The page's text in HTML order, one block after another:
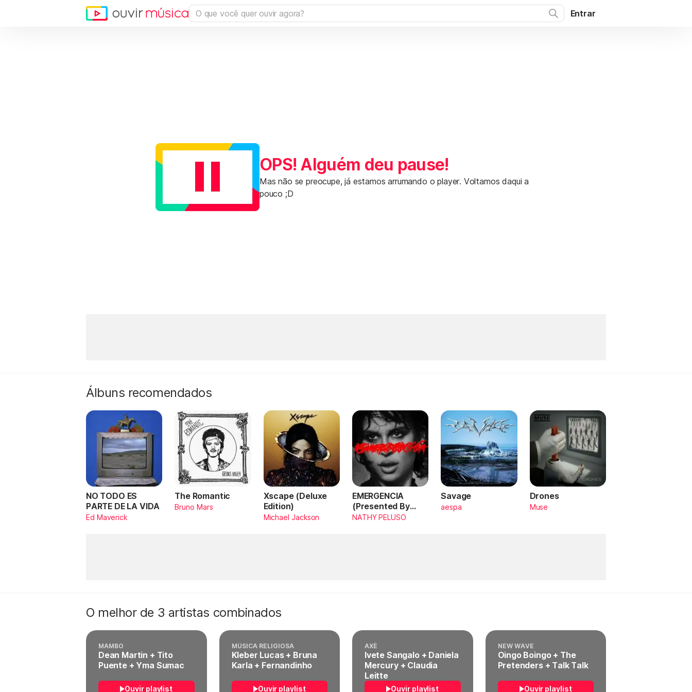
Entrar
OPS! Alguém deu pause!
Mas não se preocupe, já estamos arrumando o player. Voltamos daqui a
pouco ;D
Álbuns recomendados
NO TODO ES
PARTE DE LA VIDA
Ed Maverick
The Romantic
Bruno Mars
Xscape (Deluxe
Edition)
Michael Jackson
EMERGENCIA
(Presented By
PlayStation,
NATHY PELUSO
Savage
aespa
Drones
Muse
O melhor de 3 artistas combinados
MAMBO
Dean Martin + Tito
Puente + Yma Sumac
Ouvir playlist
MÚSICA RELIGIOSA
Kleber Lucas + Bruna
Karla + Fernandinho
Ouvir playlist
AXÉ
Ivete Sangalo + Daniela
Mercury + Claudia
Leitte
Ouvir playlist
NEW WAVE
Oingo Boingo + The
Pretenders + Talk Talk
Ouvir playlist